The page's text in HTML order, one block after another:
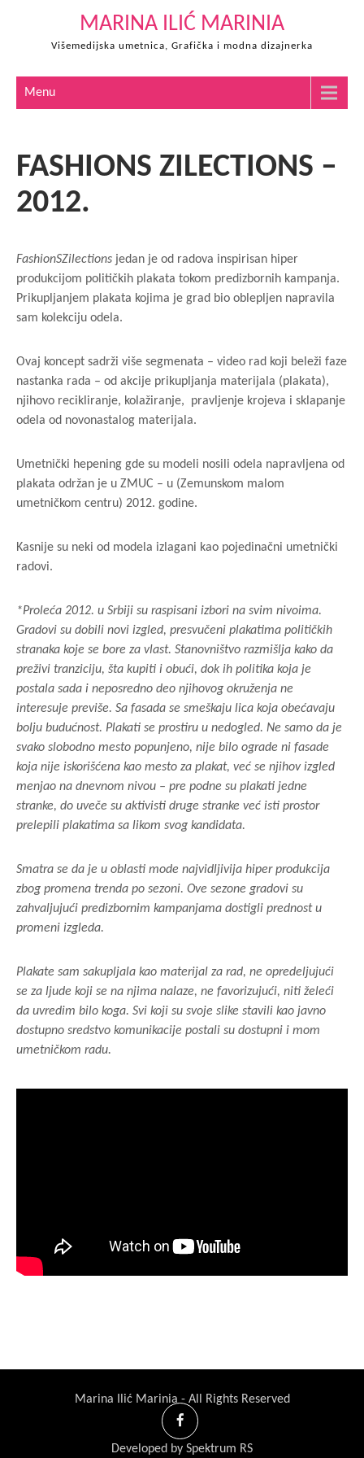
MARINA ILIĆ MARINIA
Višemedijska umetnica, Grafička i modna dizajnerka
Menu
FASHIONS ZILECTIONS –
2012.
FashionSZilections jedan je od radova inspirisan hiper
produkcijom političkih plakata tokom predizbornih kampanja.
Prikupljanjem plakata kojima je grad bio oblepljen napravila
sam kolekciju odela.
Ovaj koncept sadrži više segmenata – video rad koji beleži faze
nastanka rada – od akcije prikupljanja materijala (plakata),
njihovo recikliranje, kolažiranje, pravljenje krojeva i sklapanje
odela od novonastalog materijala.
Umetnički hepening gde su modeli nosili odela napravljena od
plakata održan je u ZMUC – u (Zemunskom malom
umetničkom centru) 2012. godine.
Kasnije su neki od modela izlagani kao pojedinačni umetnički
radovi.
*Proleća 2012. u Srbiji su raspisani izbori na svim nivoima.
Gradovi su dobili novi izgled, presvučeni plakatima političkih
stranaka koje se bore za vlast. Stanovništvo razmišlja kako da
preživi tranziciju, šta kupiti i obući, dok ih politika koja je
postala sada i neposredno deo njihovog okruženja ne
interesuje previše. Sa fasada se smeškaju lica koja obećavaju
bolju budućnost. Plakati se prostiru u nedogled. Ne samo da je
svako slobodno mesto popunjeno, nije bilo ograde ni fasade
koja nije iskorišćena kao mesto za plakat, već se njihov izgled
menjao na dnevnom nivou – pre podne su plakati jedne
stranke, do uveče su aktivisti druge stranke već isti prostor
prelepili plakatima sa likom svog kandidata.
Smatra se da je u oblasti mode najvidljivija hiper produkcija
zbog promena trenda po sezoni. Ove sezone gradovi su
zahvaljujući predizbornim kampanjama dostigli prednost u
promeni izgleda.
Plakate sam sakupljala kao materijal za rad, ne opredeljujući
se za ljude koji se na njima nalaze, ne favorizujući, niti želeći
da uvredim bilo koga. Svi koji su svoje slike stavili kao javno
dostupno sredstvo komunikacije postali su dostupni i mom
umetničkom radu.
Marina Ilić Marinia - All Rights Reserved
Developed by Spektrum RS